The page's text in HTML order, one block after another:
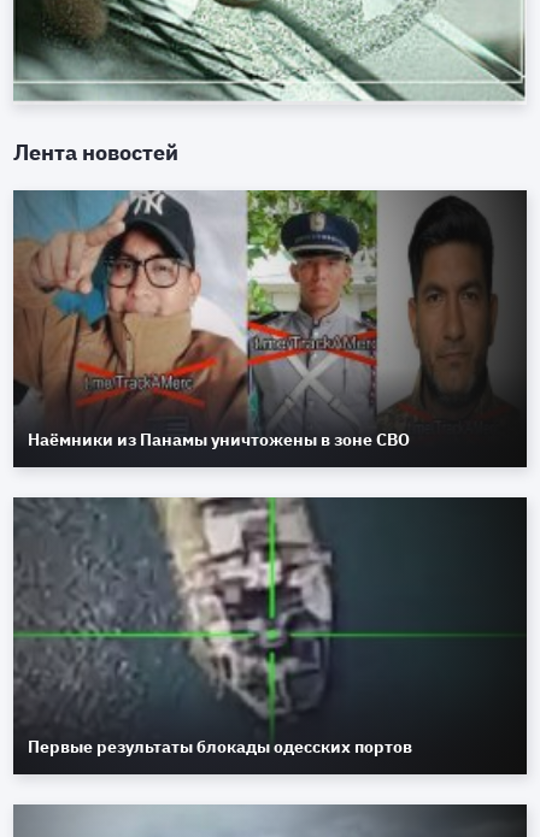
Лента новостей
Наёмники из Панамы уничтожены в зоне СВО
Первые результаты блокады одесских портов